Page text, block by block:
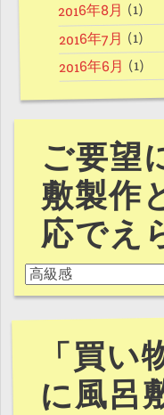
2016年8月 (1)
2016年7月 (1)
2016年6月 (1)
ご要望
敷製作
応でえ
ご要望に応える風呂
「買い
に風呂